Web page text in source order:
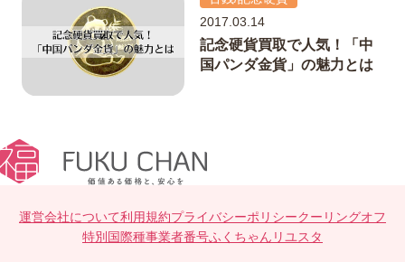
2017.03.14
記念硬貨買取で人気！「中
国パンダ金貨」の魅力とは
運営会社について利用規約プライバシーポリシークーリングオフ
特別国際種事業者番号ふくちゃんリユスタ